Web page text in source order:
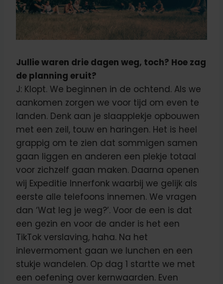
Jullie waren drie dagen weg, toch? Hoe zag
de planning eruit?
J: Klopt. We beginnen in de ochtend. Als we
aankomen zorgen we voor tijd om even te
landen. Denk aan je slaapplekje opbouwen
met een zeil, touw en haringen. Het is heel
grappig om te zien dat sommigen samen
gaan liggen en anderen een plekje totaal
voor zichzelf gaan maken. Daarna openen
wij Expeditie Innerfonk waarbij we gelijk als
eerste alle telefoons innemen. We vragen
dan ‘Wat leg je weg?’. Voor de een is dat
een gezin en voor de ander is het een
TikTok verslaving, haha. Na het
inlevermoment gaan we lunchen en een
stukje wandelen. Op dag 1 startte we met
een oefening over kernwaarden. Even